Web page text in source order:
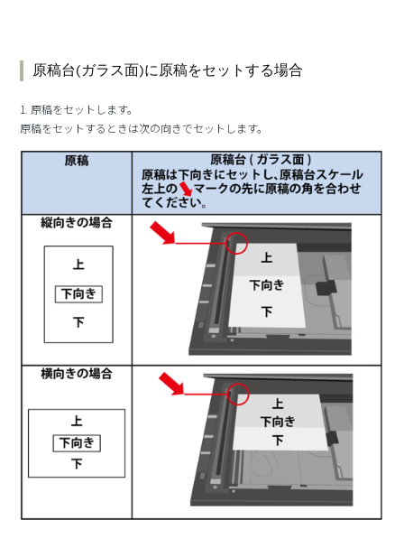
原稿台(ガラス面)に原稿をセットする場合
1. 原稿をセットします。
原稿をセットするときは次の向きでセットします。